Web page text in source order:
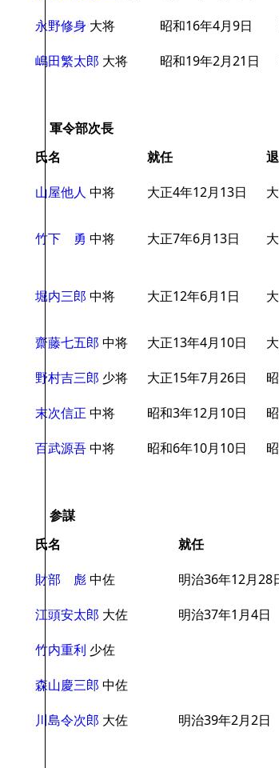
永野修身 大将 昭和16年4月9日
嶋田繁太郎 大将 昭和19年2月21日
軍令部次長
氏名
就任
山屋他人 中将 大正4年12月13日
竹下 勇 中将 大正7年6月13日
堀内三郎 中将 大正12年6月1日
齋藤七五郎 中将 大正13年4月10日
野村吉三郎 少将 大正15年7月26日
末次信正 中将 昭和3年12月10日
百武源吾中将 昭和6年10月10日
参謀
氏名
就任
財部 彪中佐 明治36年12月28
江頭安太郎 大佐 明治37年1月4日
竹内重利 少佐
森山慶三郎 中佐
川島令次郎 大佐 明治39年2月2日